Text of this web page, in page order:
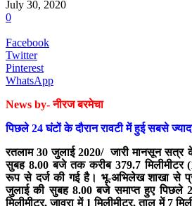
July 30, 2020
0
Facebook
Twitter
Pinterest
WhatsApp
News by- नीरज बरमेचा
पिछले 24 घंटों के दौरान रावटी में हुई सबसे ज्यादा
रतलाम 30 जुलाई 2020/ जारी मानसून सत्र
सुबह 8.00 बजे तक करीब 379.7 मिलीमीटर
रूप से दर्ज की गई है। भू-अभिलेख शाखा से
जुलाई की सुबह 8.00 बजे समाप्त हुए पिछले
मिलीमीटर, जावरा में 1 मिलीमीटर, ताल में 7